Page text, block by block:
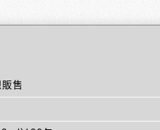
售